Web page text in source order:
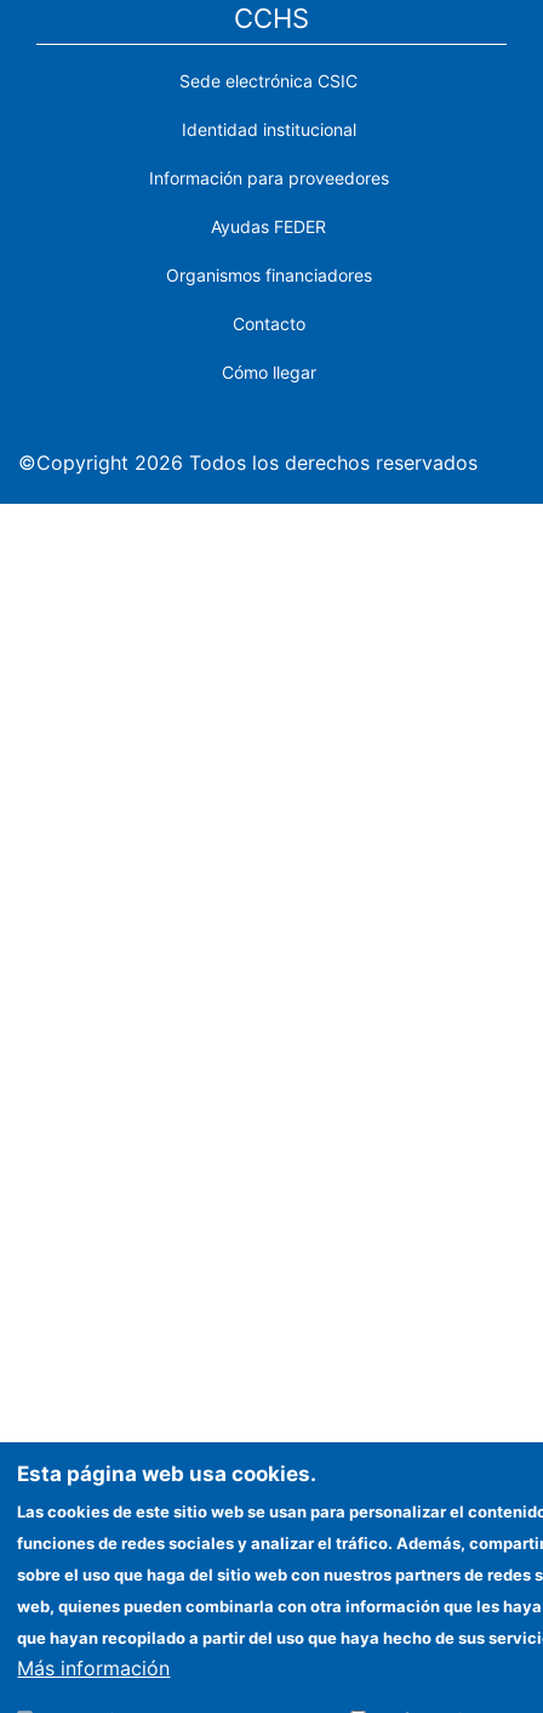
CCHS
Sede electrónica CSIC
Identidad institucional
Información para proveedores
Ayudas FEDER
Organismos financiadores
Contacto
Cómo llegar
©Copyright 2026 Todos los derechos reservados
Esta página web usa cookies.
Las cookies de este sitio web se usan para personalizar el
funciones de redes sociales y analizar el tráfico. Además,
sobre el uso que haga del sitio web con nuestros partners de redes
web, quienes pueden combinarla con otra información que les
que hayan recopilado a partir del uso que haya hecho de sus
Más información